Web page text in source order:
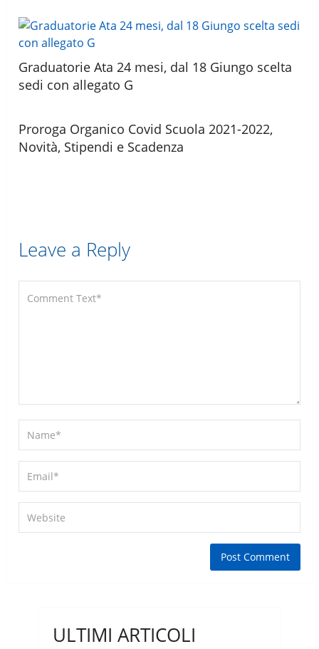
Graduatorie Ata 24 mesi, dal 18 Giungo scelta
sedi con allegato G
Proroga Organico Covid Scuola 2021-2022,
Novità, Stipendi e Scadenza
Leave a Reply
ULTIMI ARTICOLI